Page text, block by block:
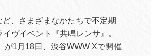
、さまざまなかたちで不定期
ヴイベント『共鳴レンサ』。
が1月18日、渋谷WWW Xで開催